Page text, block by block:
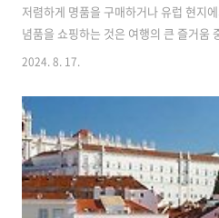
저렴하게 명품을 구매하거나 유럽 현지
념품을 쇼핑하는 것은 여행의 큰 즐거움
에서 가장 오래된 전통 시장이나 현지인
는 것도 또 다른 즐거움입니다. 아울렛
했다면 꼭 가봐야하는 대표 쇼핑 스폿 베
른 매력을 갖고 있는 곳이어서 정말 시간
을 추천합니다. 명품 아울렛 라 로카 빌리
아 거리엘 코르테 잉글레스 백화점전망
소, 아레나 쇼핑몰바르셀..
2024. 8. 17.